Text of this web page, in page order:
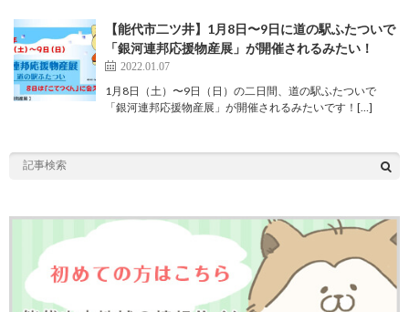
【能代市二ツ井】1月8日〜9日に道の駅ふたついで
「銀河連邦応援物産展」が開催されるみたい！
2022.01.07
1月8日（土）〜9日（日）の二日間、道の駅ふたついで
「銀河連邦応援物産展」が開催されるみたいです！[…]